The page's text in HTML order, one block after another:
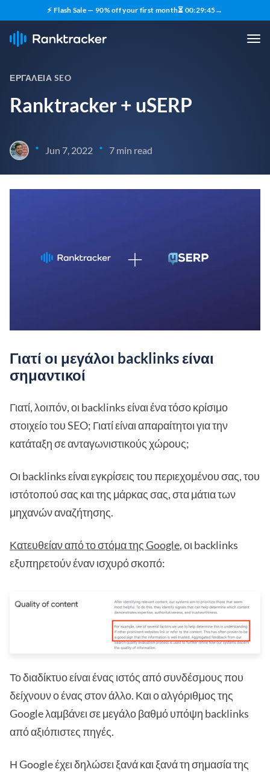
⚡ Flash Sale — 90% off your first month⏳ 00:29:44→
ΕΡΓΑΛΕΊΑ SEO
Ranktracker + uSERP
• Jun 7, 2022 • 7 min read
Γιατί οι μεγάλοι backlinks είναι
σημαντικοί
Γιατί, λοιπόν, οι backlinks είναι ένα τόσο κρίσιμο
στοιχείο του SEO; Γιατί είναι απαραίτητοι για την
κατάταξη σε ανταγωνιστικούς χώρους;
Οι backlinks είναι εγκρίσεις του περιεχομένου σας, του
ιστότοπού σας και της μάρκας σας, στα μάτια των
μηχανών αναζήτησης.
Κατευθείαν από το στόμα της Google, οι backlinks
εξυπηρετούν έναν ισχυρό σκοπό:
Το διαδίκτυο είναι ένας ιστός από συνδέσμους που
δείχνουν ο ένας στον άλλο. Και ο αλγόριθμος της
Google λαμβάνει σε μεγάλο βαθμό υπόψη backlinks
από αξιόπιστες πηγές.
Η Google έχει δηλώσει ξανά και ξανά τη σημασία της